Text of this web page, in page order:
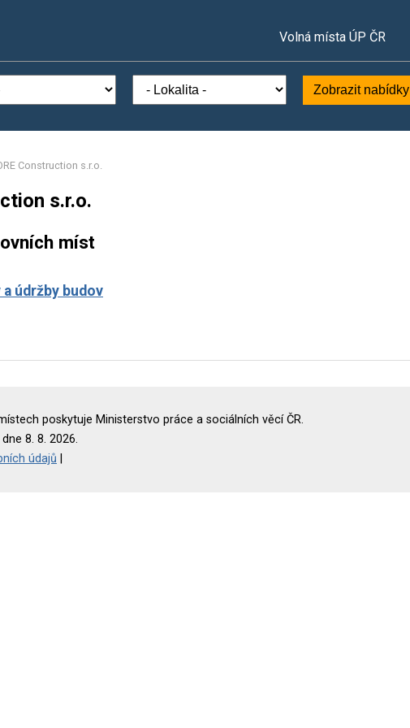
Volná místa ÚP ČR
Zobrazit nabídky
Construction s.r.o.
s.r.o.
míst
údržby budov
poskytuje Ministerstvo práce a sociálních věcí ČR.
8. 8. 2026.
údajů